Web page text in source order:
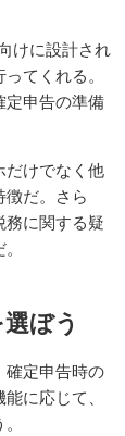
けに設計され
てくれる。
定申告の準備
だけでなく他
だ。さら
務に関する疑
ぼう
確定申告時の
に応じて、